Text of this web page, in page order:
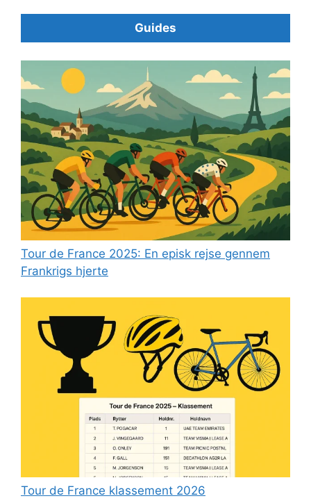
Guides
Tour de France 2025: En episk rejse gennem
Frankrigs hjerte
Tour de France klassement 2026